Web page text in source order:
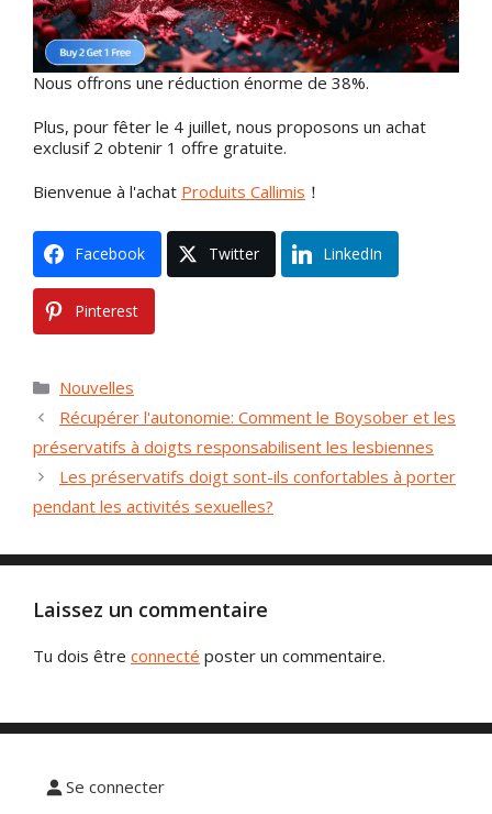
Nous offrons une réduction énorme de 38%.
Plus, pour fêter le 4 juillet, nous proposons un achat
exclusif 2 obtenir 1 offre gratuite.
Bienvenue à l'achat Produits Callimis ！
Facebook Twitter LinkedIn
Pinterest
Catégories
Nouvelles
Récupérer l'autonomie: Comment le Boysober et les
préservatifs à doigts responsabilisent les lesbiennes
Les préservatifs doigt sont-ils confortables à porter
pendant les activités sexuelles?
Laissez un commentaire
Tu dois être connecté poster un commentaire.
Se connecter